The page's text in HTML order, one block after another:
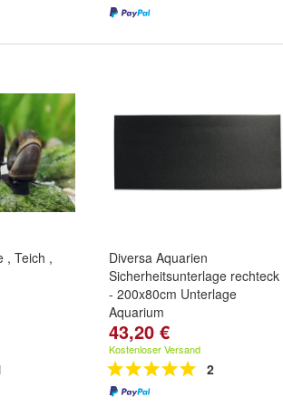
, Teich ,
Diversa Aquarien
Sicherheitsunterlage rechteck
- 200x80cm Unterlage
Aquarium
43,20 €
Kostenloser Versand
2